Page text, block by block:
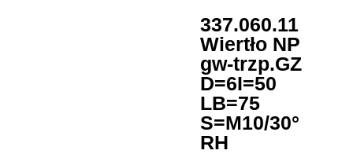
337.060.11
Wiertło NP
gw-trzp.GZ
D=6I=50
LB=75
S=M10/30°
RH